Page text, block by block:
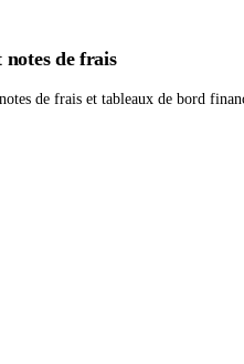
de frais
de frais et tableaux de bord